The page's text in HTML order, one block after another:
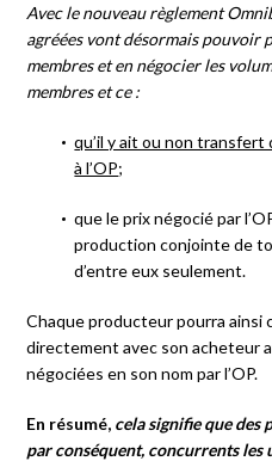
Avec le nouveau règlement
agréées vont désormais
membres et en négocier les
membres et ce :
qu’il y ait ou non
à l’OP;
que le prix négocié par
production conjointe de
d’entre eux seulement.
Chaque producteur pourra ainsi
directement avec son acheteur
négociées en son nom par l’OP.
En résumé, cela signifie que des
par conséquent, concurrents les